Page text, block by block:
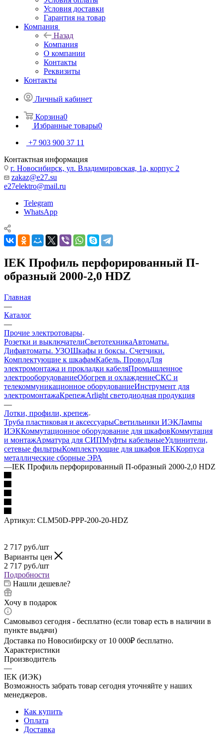
Условия доставки
Гарантия на товар
Компания
Назад
Компания
О компании
Контакты
Реквизиты
Контакты
Личный кабинет
Корзина0
Избранные товары0
+7 903 900 37 11
Контактная информация
г. Новосибирск, ул. Владимировская, 1а, корпус 2
zakaz@e27.su
e27elektro@mail.ru
Telegram
WhatsApp
IEK Профиль перфорированный П-
образный 2000-2,0 HDZ
Главная
—
Каталог
—
Прочие электротовары
Розетки и выключателиСветотехникаАвтоматы.
Дифавтоматы. УЗОШкафы и боксы. Счетчики.
Комплектующие к шкафамКабель. ПроводДля
электромонтажа и прокладки кабеляПромышленное
электрооборудованиеОбогрев и охлаждениеСКС и
телекоммуникационное оборудованиеИнструмент для
электромонтажаКрепежArlight светодиодная продукция
—
Лотки, профили, крепеж
Труба пластиковая и аксессуарыСветильники ИЭКЛампы
ИЭККоммутационное оборудование для шкафовКоммутация
и монтажАрматура для СИПМуфты кабельныеУдлинители,
сетевые фильтрыКомплектующие для шкафов IEKКорпуса
металлические сборные ЭРА
—IEK Профиль перфорированный П-образный 2000-2,0 HDZ
Артикул: CLM50D-PPP-200-20-HDZ
2 717 руб./шт
Варианты цен
2 717 руб./шт
Подробности
Нашли дешевле?
Хочу в подарок
Самовывоз сегодня - бесплатно (если товар есть в наличии в
пункте выдачи)
Доставка по Новосибирску от 10 000₽ бесплатно.
Характеристики
Производитель
—
IEK (ИЭК)
Возможность забрать товар сегодня уточняйте у наших
менеджеров.
Как купить
Оплата
Доставка